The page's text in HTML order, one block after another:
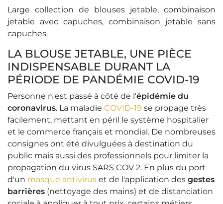
Large collection de blouses jetable, combinaison
jetable avec capuches, combinaison jetable sans
capuches.
LA BLOUSE JETABLE, UNE PIÈCE
INDISPENSABLE DURANT LA
PÉRIODE DE PANDÉMIE COVID-19
Personne n'est passé à côté de l'épidémie du
coronavirus. La maladie COVID-19 se propage très
facilement, mettant en péril le système hospitalier
et le commerce français et mondial. De nombreuses
consignes ont été divulguées à destination du
public mais aussi des professionnels pour limiter la
propagation du virus SARS COV 2. En plus du port
d'un masque antivirus et de l'application des gestes
barrières (nettoyage des mains) et de distanciation